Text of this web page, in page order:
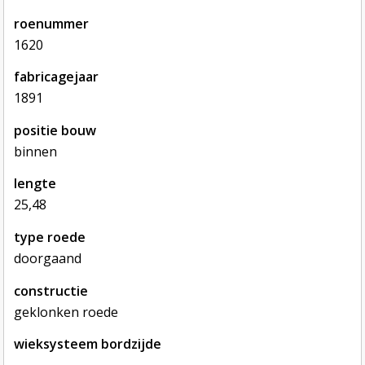
roenummer
1620
fabricagejaar
1891
positie bouw
binnen
lengte
25,48
type roede
doorgaand
constructie
geklonken roede
wieksysteem bordzijde